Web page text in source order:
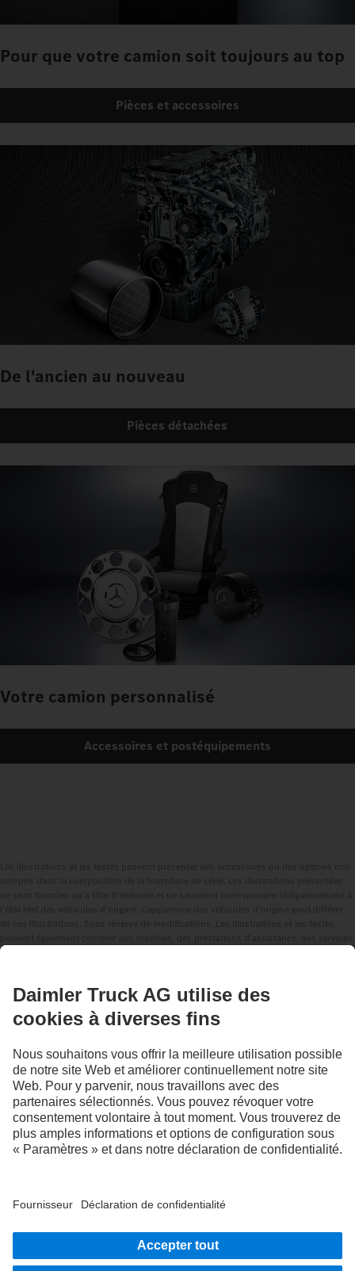
Pour que votre camion soit toujours au top
Pièces et accessoires
De l'ancien au nouveau
Pièces détachées
Votre camion personnalisé
Accessoires et postéquipements
et des produits qui ne sont pas proposés dans certains pays.
En tant qu'entreprise active à l'échelle internationale, l'égalité des chances, la
diversité, l'ouverture d'esprit et le respect font partie des convictions fondamentales
de Daimler Truck AG. Nous le montrons dans notre façon de penser, d'agir et de
communiquer. En principe, tous les termes choisis incluent évidemment tous les
RESTEZ EN CONTACT.
numériques.